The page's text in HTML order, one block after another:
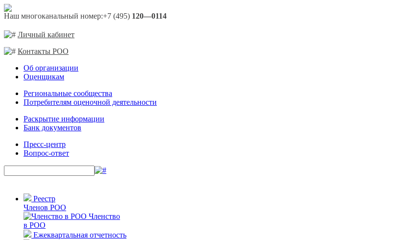
Наш многоканальный номер:+7 (495) 120—0114
Личный кабинет
Контакты РОО
Об организации
Оценщикам
Региональные сообщества
Потребителям оценочной деятельности
Раскрытие информации
Банк документов
Пресс-центр
Вопрос-ответ
Реестр
Членов РОО
Членство
в РОО
Ежеквартальная отчетность